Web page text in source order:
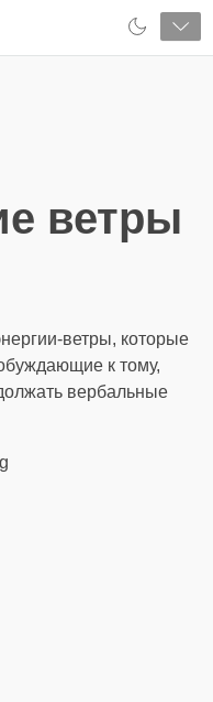
ветры
ветры, которые
к тому,
вербальные